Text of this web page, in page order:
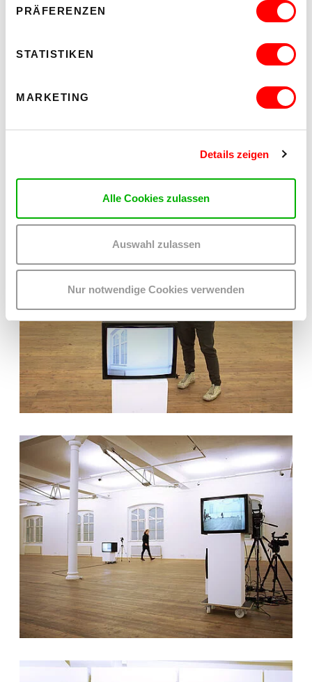
PRÄFERENZEN
STATISTIKEN
MARKETING
Details zeigen
Alle Cookies zulassen
Auswahl zulassen
Nur notwendige Cookies verwenden